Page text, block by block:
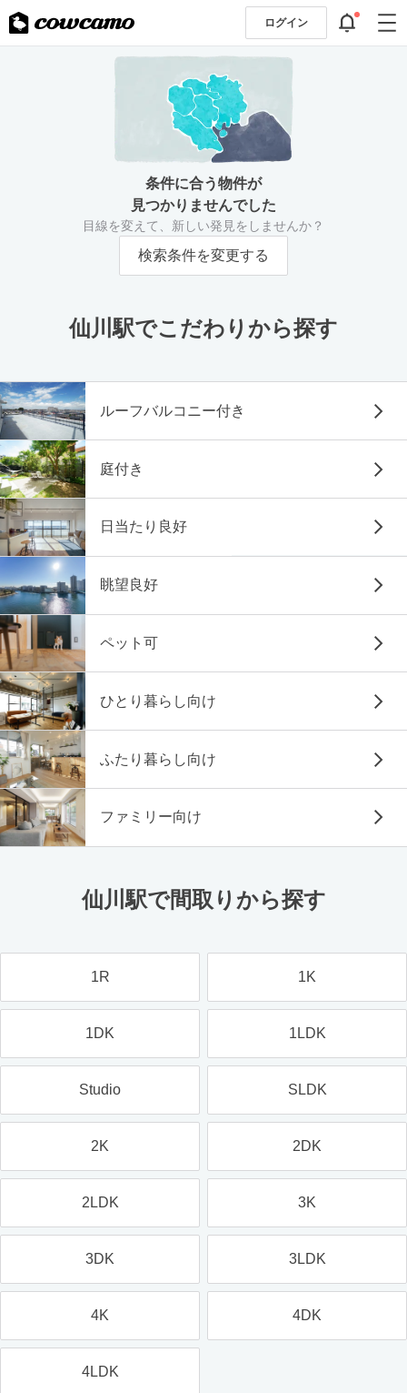
ログイン
条件に合う物件が
見つかりませんでした
目線を変えて、新しい発見をしませんか？
検索条件を変更する
仙川駅でこだわりから探す
ルーフバルコニー付き
庭付き
日当たり良好
眺望良好
ペット可
ひとり暮らし向け
ふたり暮らし向け
ファミリー向け
仙川駅で間取りから探す
1R 1K
1DK 1LDK
Studio SLDK
2K 2DK
2LDK 3K
3DK 3LDK
4K 4DK
4LDK